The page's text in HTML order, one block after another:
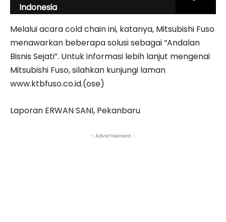
Indonesia
Melalui acara cold chain ini, katanya, Mitsubishi Fuso
menawarkan beberapa solusi sebagai “Andalan
Bisnis Sejati”. Untuk informasi lebih lanjut mengenai
Mitsubishi Fuso, silahkan kunjungi laman
www.ktbfuso.co.id.(ose)
Laporan ERWAN SANI, Pekanbaru
- Advertisement -